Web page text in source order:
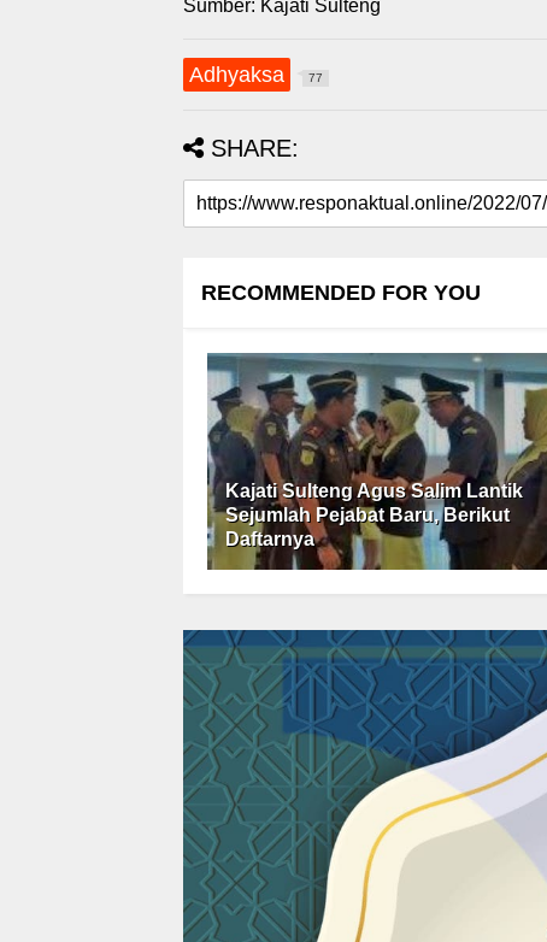
Sumber: Kajati Sulteng
Adhyaksa 77
SHARE:
RECOMMENDED FOR YOU
Kajati Sulteng Agus Salim Lantik
Sejumlah Pejabat Baru, Berikut
Daftarnya